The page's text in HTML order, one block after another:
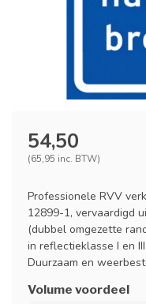
54,50
(65,95 inc. BTW)
Professionele RVV
12899-1, vervaardigd
(dubbel omgezette
in reflectieklasse I en
Duurzaam en
Volume voordeel